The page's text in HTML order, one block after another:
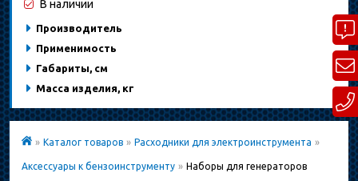
В наличии
Производитель
Применимость
Габариты, см
Масса изделия, кг
» Каталог товаров » Расходники для электроинструмента »
Аксессуары к бензоинструменту » Наборы для генераторов